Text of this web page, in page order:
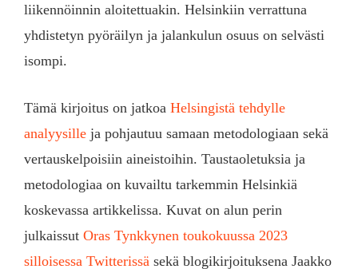
liikennöinnin aloitettuakin. Helsinkiin verrattuna
yhdistetyn pyöräilyn ja jalankulun osuus on selvästi
isompi.
Tämä kirjoitus on jatkoa Helsingistä tehdylle
analyysille ja pohjautuu samaan metodologiaan sekä
vertauskelpoisiin aineistoihin. Taustaoletuksia ja
metodologiaa on kuvailtu tarkemmin Helsinkiä
koskevassa artikkelissa. Kuvat on alun perin
julkaissut Oras Tynkkynen toukokuussa 2023
silloisessa Twitterissä sekä blogikirjoituksena Jaakko